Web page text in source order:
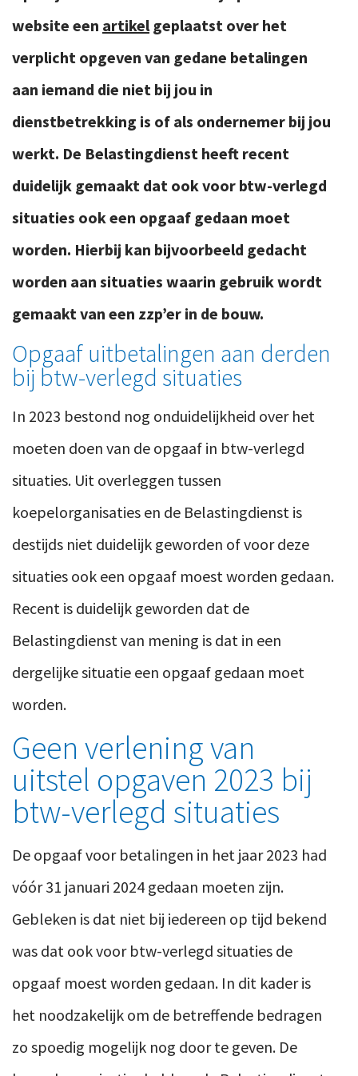
website een artikel geplaatst over het
verplicht opgeven van gedane betalingen
aan iemand die niet bij jou in
dienstbetrekking is of als ondernemer bij jou
werkt. De Belastingdienst heeft recent
duidelijk gemaakt dat ook voor btw-verlegd
situaties ook een opgaaf gedaan moet
worden. Hierbij kan bijvoorbeeld gedacht
worden aan situaties waarin gebruik wordt
gemaakt van een zzp’er in de bouw.
Opgaaf uitbetalingen aan derden
bij btw-verlegd situaties
In 2023 bestond nog onduidelijkheid over het
moeten doen van de opgaaf in btw-verlegd
situaties. Uit overleggen tussen
koepelorganisaties en de Belastingdienst is
destijds niet duidelijk geworden ofvoor deze
situaties ook een opgaaf moest worden gedaan.
Recent is duidelijk geworden dat de
Belastingdienst van mening is dat in een
dergelijke situatie een opgaaf gedaan moet
worden.
Geen verlening van
uitstel opgaven 2023 bij
btw-verlegd situaties
De opgaaf voor betalingen in het jaar 2023 had
vóór 31 januari 2024 gedaan moeten zijn.
Gebleken is dat niet bij iedereen op tijd bekend
was dat ook voor btw-verlegd situaties de
opgaaf moest worden gedaan. In dit kader is
het noodzakelijk om de betreffende bedragen
zo spoedig mogelijk nog door te geven. De